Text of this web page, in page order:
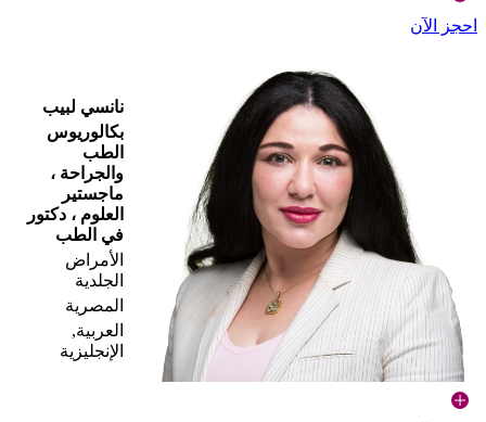
احجز الآن
نانسي لبيب
بكالوريوس
الطب
والجراحة ،
ماجستير
العلوم ، دكتور
في الطب
الأمراض
الجلدية
المصرية
العربية,
الإنجليزية